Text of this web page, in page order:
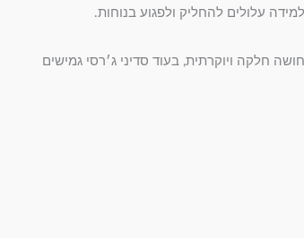
עלולים להחליק ולפגוע בנוחות.
חלקה ויוקרתית, בעוד סדיני ג׳רסי גמישים